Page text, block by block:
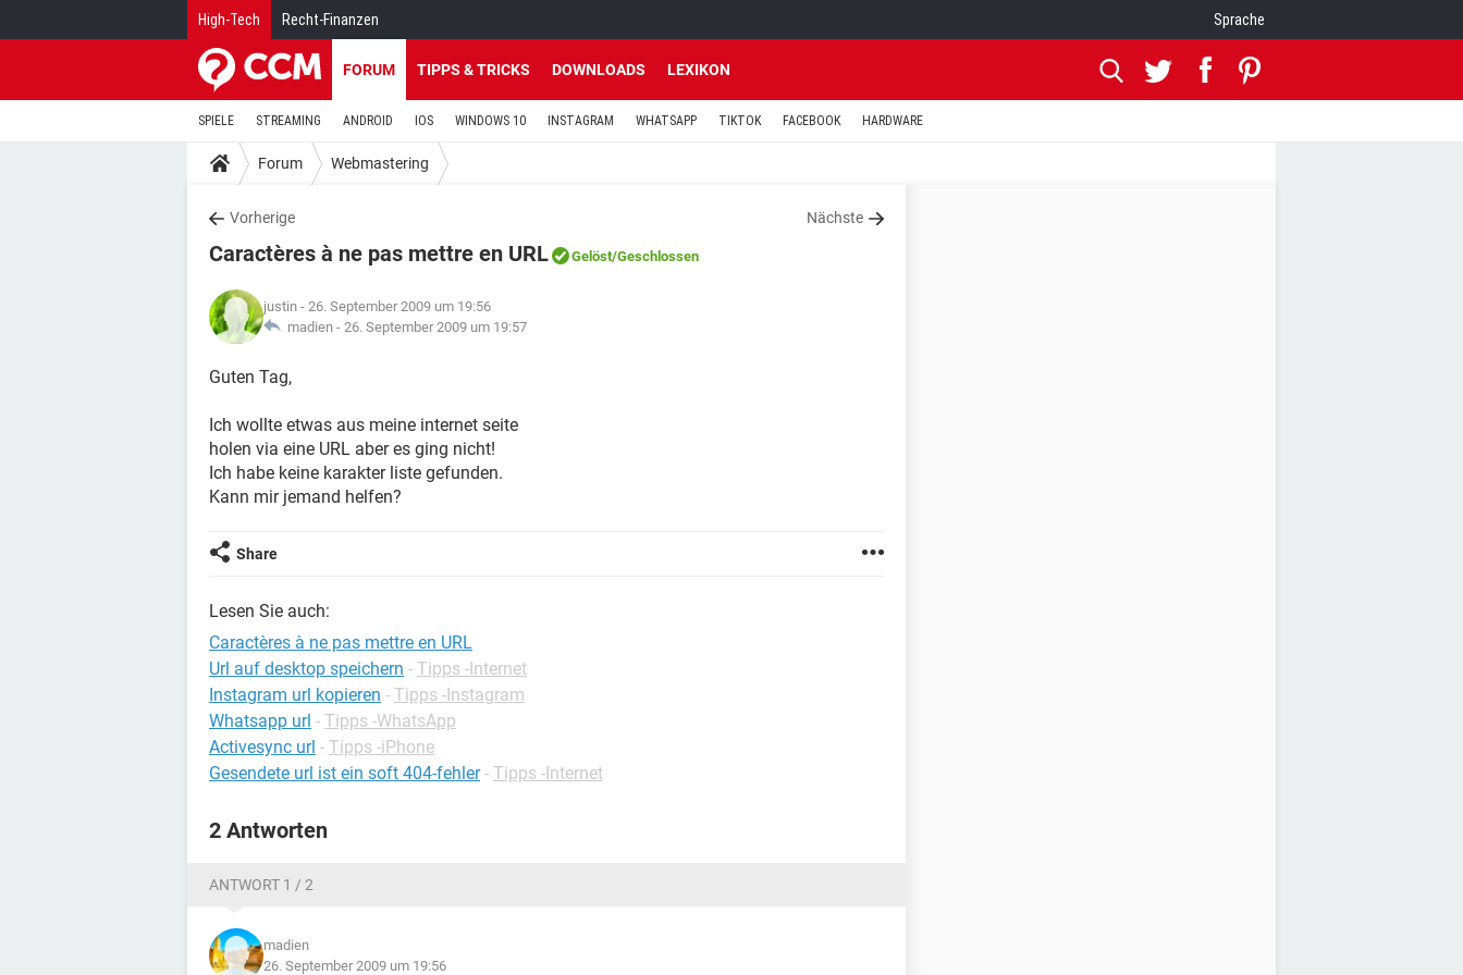
High-Tech Recht-Finanzen Sprache
FORUM TIPPS & TRICKS DOWNLOADS LEXIKON
SPIELE STREAMING ANDROID IOS WINDOWS 10 INSTAGRAM WHATSAPP TIKTOK FACEBOOK HARDWARE
Forum Webmastering
Vorherige Nächste
Caractères à ne pas mettre en URL Gelöst/Geschlossen
justin - 26. September 2009 um 19:56
madien - 26. September 2009 um 19:57
Guten Tag,
Ich wollte etwas aus meine internet seite
holen via eine URL aber es ging nicht!
Ich habe keine karakter liste gefunden.
Kann mir jemand helfen?
Share
Lesen Sie auch:
Caractères à ne pas mettre en URL
Url auf desktop speichern - Tipps -Internet
Instagram url kopieren - Tipps -Instagram
Whatsapp url - Tipps -WhatsApp
Activesync url - Tipps -iPhone
Gesendete url ist ein soft 404-fehler - Tipps -Internet
2 Antworten
ANTWORT 1 / 2
madien
26. September 2009 um 19:56